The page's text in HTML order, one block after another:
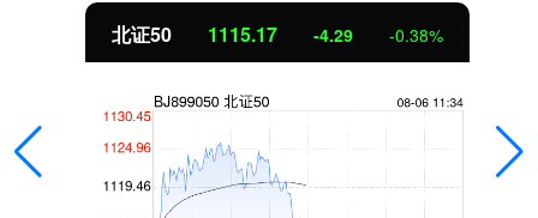
北证50 1115.17 -4.29 -0.38%